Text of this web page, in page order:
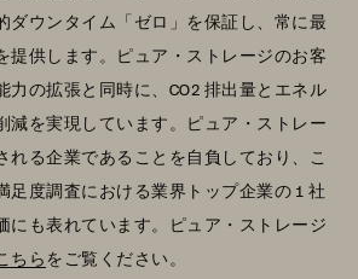
ダウンタイム「ゼロ」を保証し、常に最
提供します。ピュア・ストレージのお客
力の拡張と同時に、CO2 排出量とエネル
減を実現しています。ピュア・ストレー
れる企業であることを自負しており、こ
足度調査における業界トップ企業の 1 社
にも表れています。ピュア・ストレージ
ちらをご覧ください。